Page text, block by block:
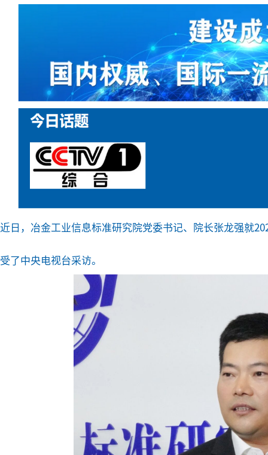
近日，冶金工业信息标准研究院党委书记、院长张龙强就
受了中央电视台采访。